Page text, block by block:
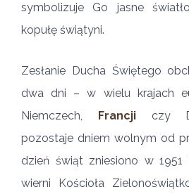
symbolizuje Go jasne
kopułę świątyni.
Zesłanie Ducha Świętego
dwa dni – w wielu krajach
Niemczech,
Francjiczy
pozostaje dniem wolnym od
dzień świąt zniesiono w 1951
wierni Kościoła